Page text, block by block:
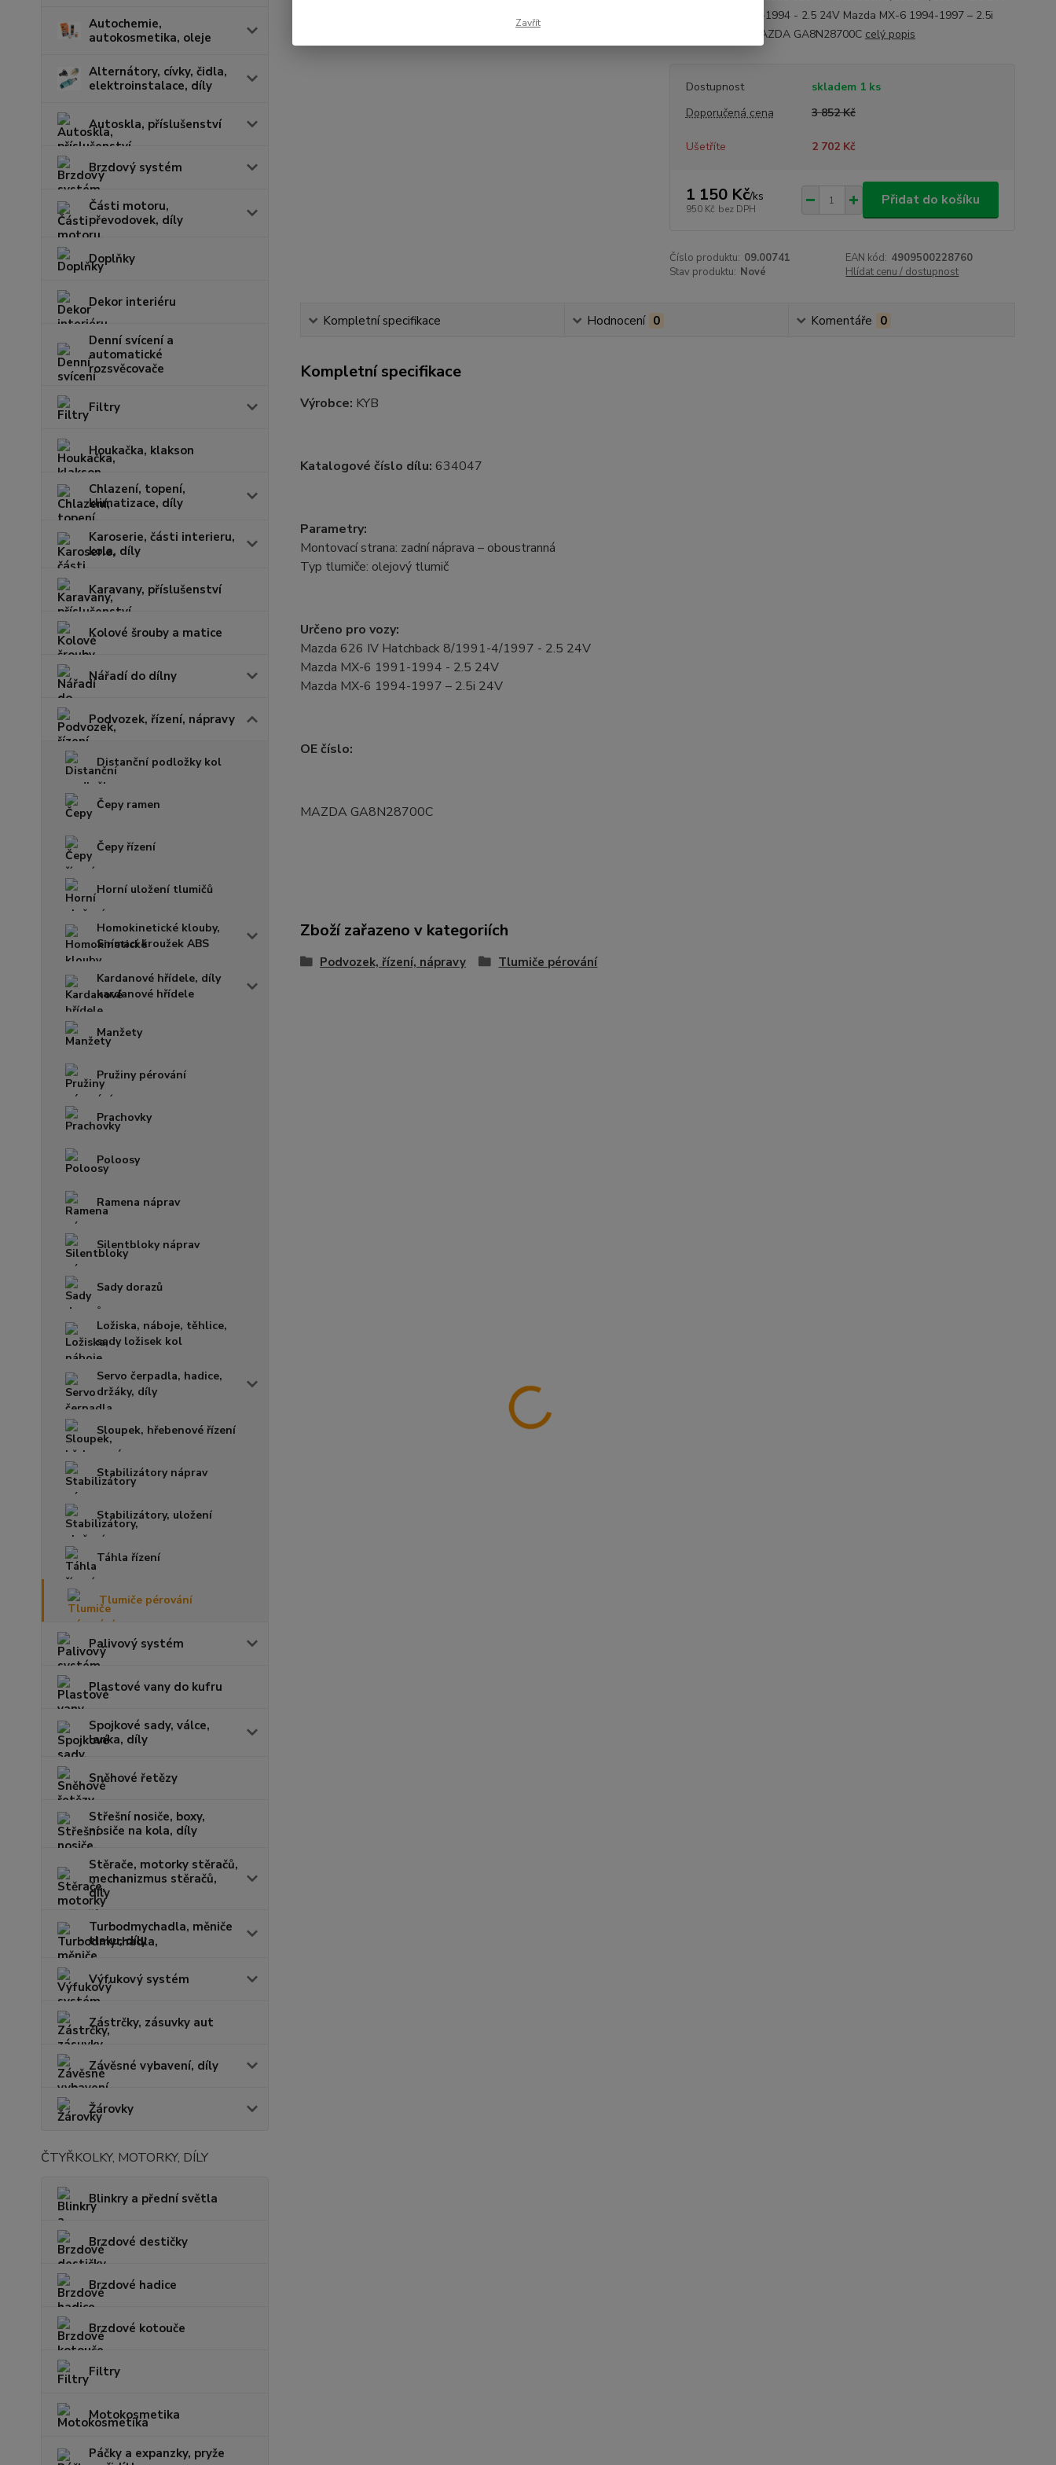
Autochemie,
autokosmetika, oleje
Alternátory, cívky, čidla,
elektroinstalace, díly
Autoskla, příslušenství
Brzdový systém
Části motoru,
převodovek, díly
Doplňky
Dekor interiéru
Denní svícení a
automatické
rozsvěcovače
Filtry
Houkačka, klakson
Chlazení, topení,
klimatizace, díly
Karoserie, části interieru,
kola, díly
Karavany, příslušenství
Kolové šrouby a matice
Nářadí do dílny
Podvozek, řízení, nápravy
Distanční podložky kol
Čepy ramen
Čepy řízení
Horní uložení tlumičů
Homokinetické klouby,
Snímací kroužek ABS
Kardanové hřídele, díly
kardanové hřídele
Manžety
Pružiny pérování
Prachovky
Poloosy
Ramena náprav
Silentbloky náprav
Sady dorazů
Ložiska, náboje, těhlice,
sady ložisek kol
Servo čerpadla, hadice,
držáky, díly
Sloupek, hřebenové řízení
Stabilizátory náprav
Stabilizátory, uložení
Táhla řízení
Tlumiče pérování
Palivový systém
Plastové vany do kufru
Spojkové sady, válce,
lanka, díly
Sněhové řetězy
Střešní nosiče, boxy,
nosiče na kola, díly
Stěrače, motorky stěračů,
mechanizmus stěračů,
díly
Turbodmychadla, měniče
tlaku, díly
Výfukový systém
Zástrčky, zásuvky aut
Závěsné vybavení, díly
Žárovky
ČTYŘKOLKY, MOTORKY, DÍLY
Blinkry a přední světla
Brzdové destičky
Brzdové hadice
Brzdové kotouče
Filtry
Motokosmetika
Páčky a expanzky, pryže
Mazda MX-6 1991-1994 - 2.5 24V Mazda MX-6 1994-1997 – 2.5i
24V OE číslo: MAZDA GA8N28700C celý popis
Dostupnost
skladem 1 ks
Doporučená cena
3 852 Kč
Ušetříte 2 702 Kč
1 150 Kč/ks
950 Kč bez DPH
Přidat do košíku
Číslo produktu: 09.00741 EAN kód: 4909500228760
Stav produktu: Nové Hlídat cenu / dostupnost
Kompletní specifikace Hodnocení 0 Komentáře 0
Kompletní specifikace
Výrobce: KYB
Katalogové číslo dílu: 634047
Parametry:
Montovací strana: zadní náprava – oboustranná
Typ tlumiče: olejový tlumič
Určeno pro vozy:
Mazda 626 IV Hatchback 8/1991-4/1997 - 2.5 24V
Mazda MX-6 1991-1994 - 2.5 24V
Mazda MX-6 1994-1997 – 2.5i 24V
OE číslo:
MAZDA GA8N28700C
Zboží zařazeno v kategoriích
Podvozek, řízení, nápravy Tlumiče pérování
Zavřít